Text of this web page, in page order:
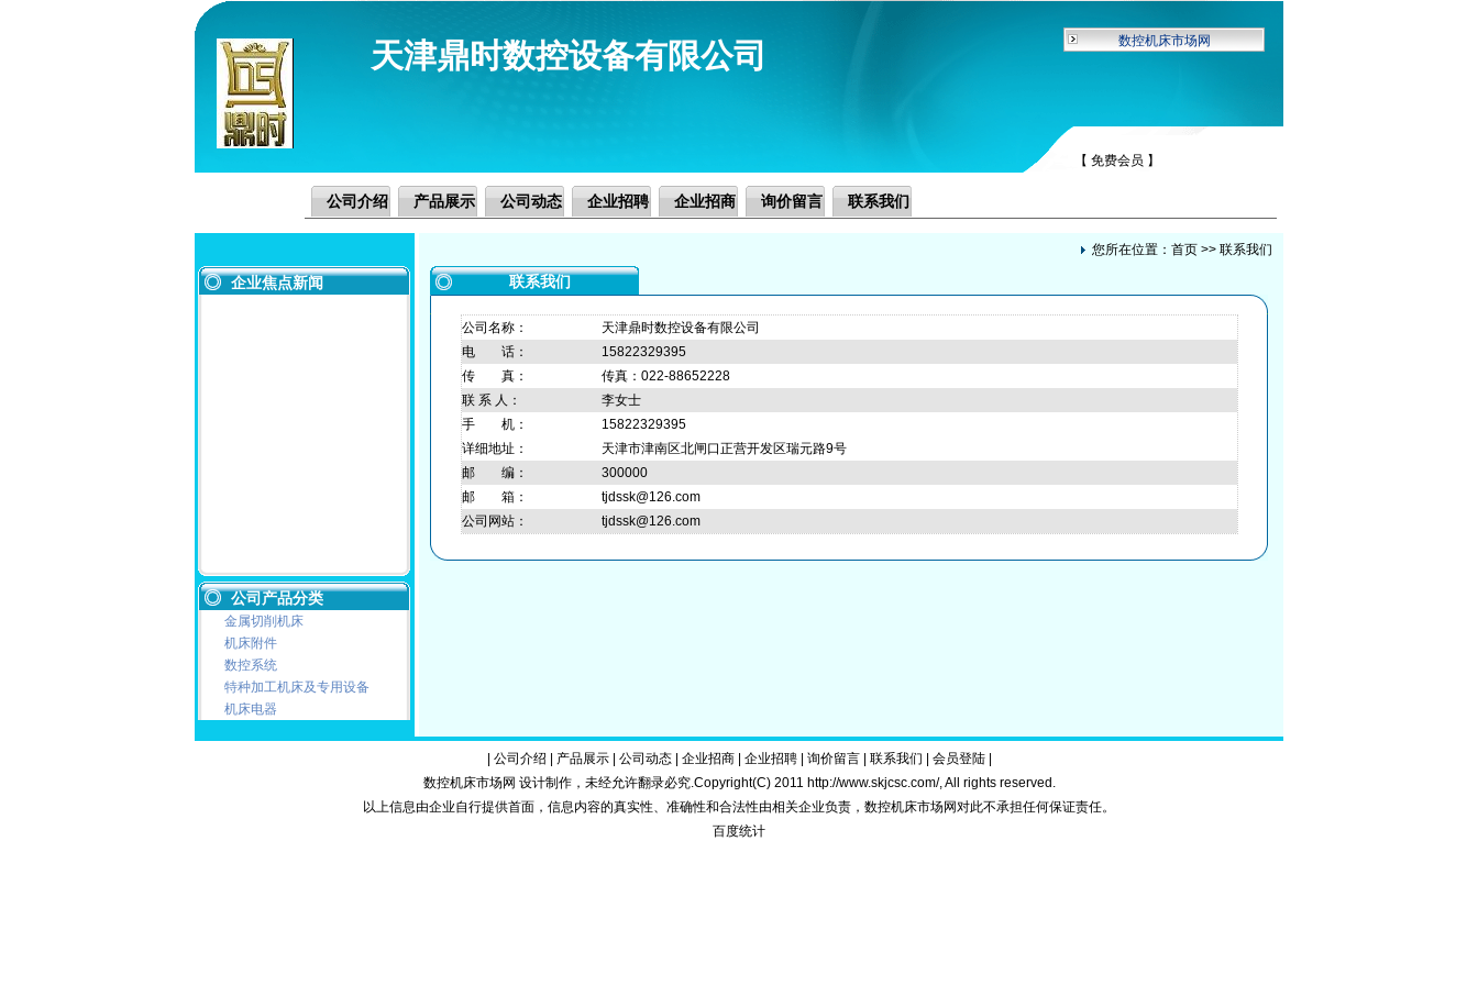
天津鼎时数控设备有限公司 数控机床市场网
【 免费会员 】
公司介绍 产品展示 公司动态 企业招聘 企业招商 询价留言 联系我们
您所在位置： 首页 >> 联系我们
企业焦点新闻
公司产品分类
金属切削机床
机床附件
数控系统
特种加工机床及专用设备
机床电器
联系我们
公司名称：
天津鼎时数控设备有限公司
电 话：
15822329395
传 真：
传真：022-88652228
联 系 人：
李女士
手 机：
15822329395
详细地址：
天津市津南区北闸口正营开发区瑞元路9号
邮 编：
300000
邮 箱：
tjdssk@126.com
公司网站：
tjdssk@126.com
公司介绍 产品展示| 公司动态| 企业招商| 企业招聘| 询价留言| 联系我们 会员登陆|
数控机床市场网 设计制作，未经允许翻录必究.Copyright(C) 2011 http://www.skjcsc.com/, All rights reserved.
以上信息由企业自行提供首面，信息内容的真实性、准确性和合法性由相关企业负责，数控机床市场网对此不承担任何保证责任。
百度统计